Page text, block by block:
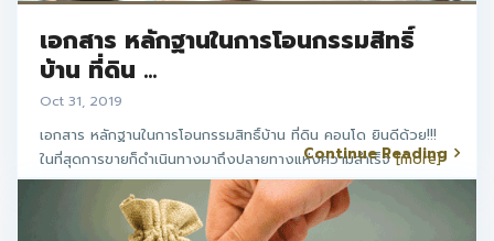
เอกสาร หลักฐานในการโอนกรรมสิทธิ์
บ้าน ที่ดิน ...
Oct 31, 2019
เอกสาร หลักฐานในการโอนกรรมสิทธิ์บ้าน ที่ดิน คอนโด ยินดีด้วย!!!
ในที่สุดการขายก็ดำเนินทางมาถึงปลายทางแห่งความสำเร็จ[more]
Continue Reading